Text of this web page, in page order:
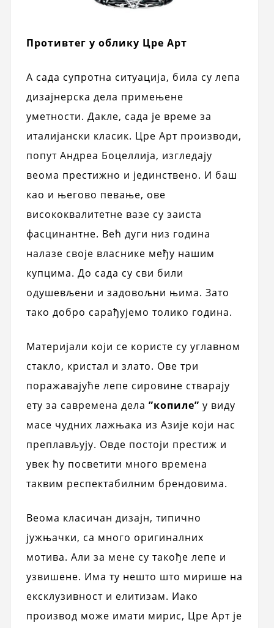
Противтег у облику Цре Арт
А сада супротна ситуација, била су лепа
дизајнерска дела примењене
уметности. Дакле, сада је време за
италијански класик. Цре Арт производи,
попут Андреа Боцеллија, изгледају
веома престижно и јединствено. И баш
као и његово певање, ове
висококвалитетне вазе су заиста
фасцинантне. Већ дуги низ година
налазе своје власнике међу нашим
купцима. До сада су сви били
одушевљени и задовољни њима. Зато
тако добро сарађујемо толико година.
Материјали који се користе су углавном
стакло, кристал и злато. Ове три
поражавајуће лепе сировине стварају
ету за савремена дела ”копиле” у виду
масе чудних лажњака из Азије који нас
преплављују. Овде постоји престиж и
увек ћу посветити много времена
таквим респектабилним брендовима.
Веома класичан дизајн, типично
јужњачки, са много оригиналних
мотива. Али за мене су такође лепе и
узвишене. Има ту нешто што мирише на
ексклузивност и елитизам. Иако
производ може имати мирис, Цре Арт је